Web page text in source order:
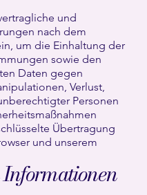
und
nach dem
um die Einhaltung der
sowie den
Daten gegen
Verlust,
Personen
Übertragung
und unserem